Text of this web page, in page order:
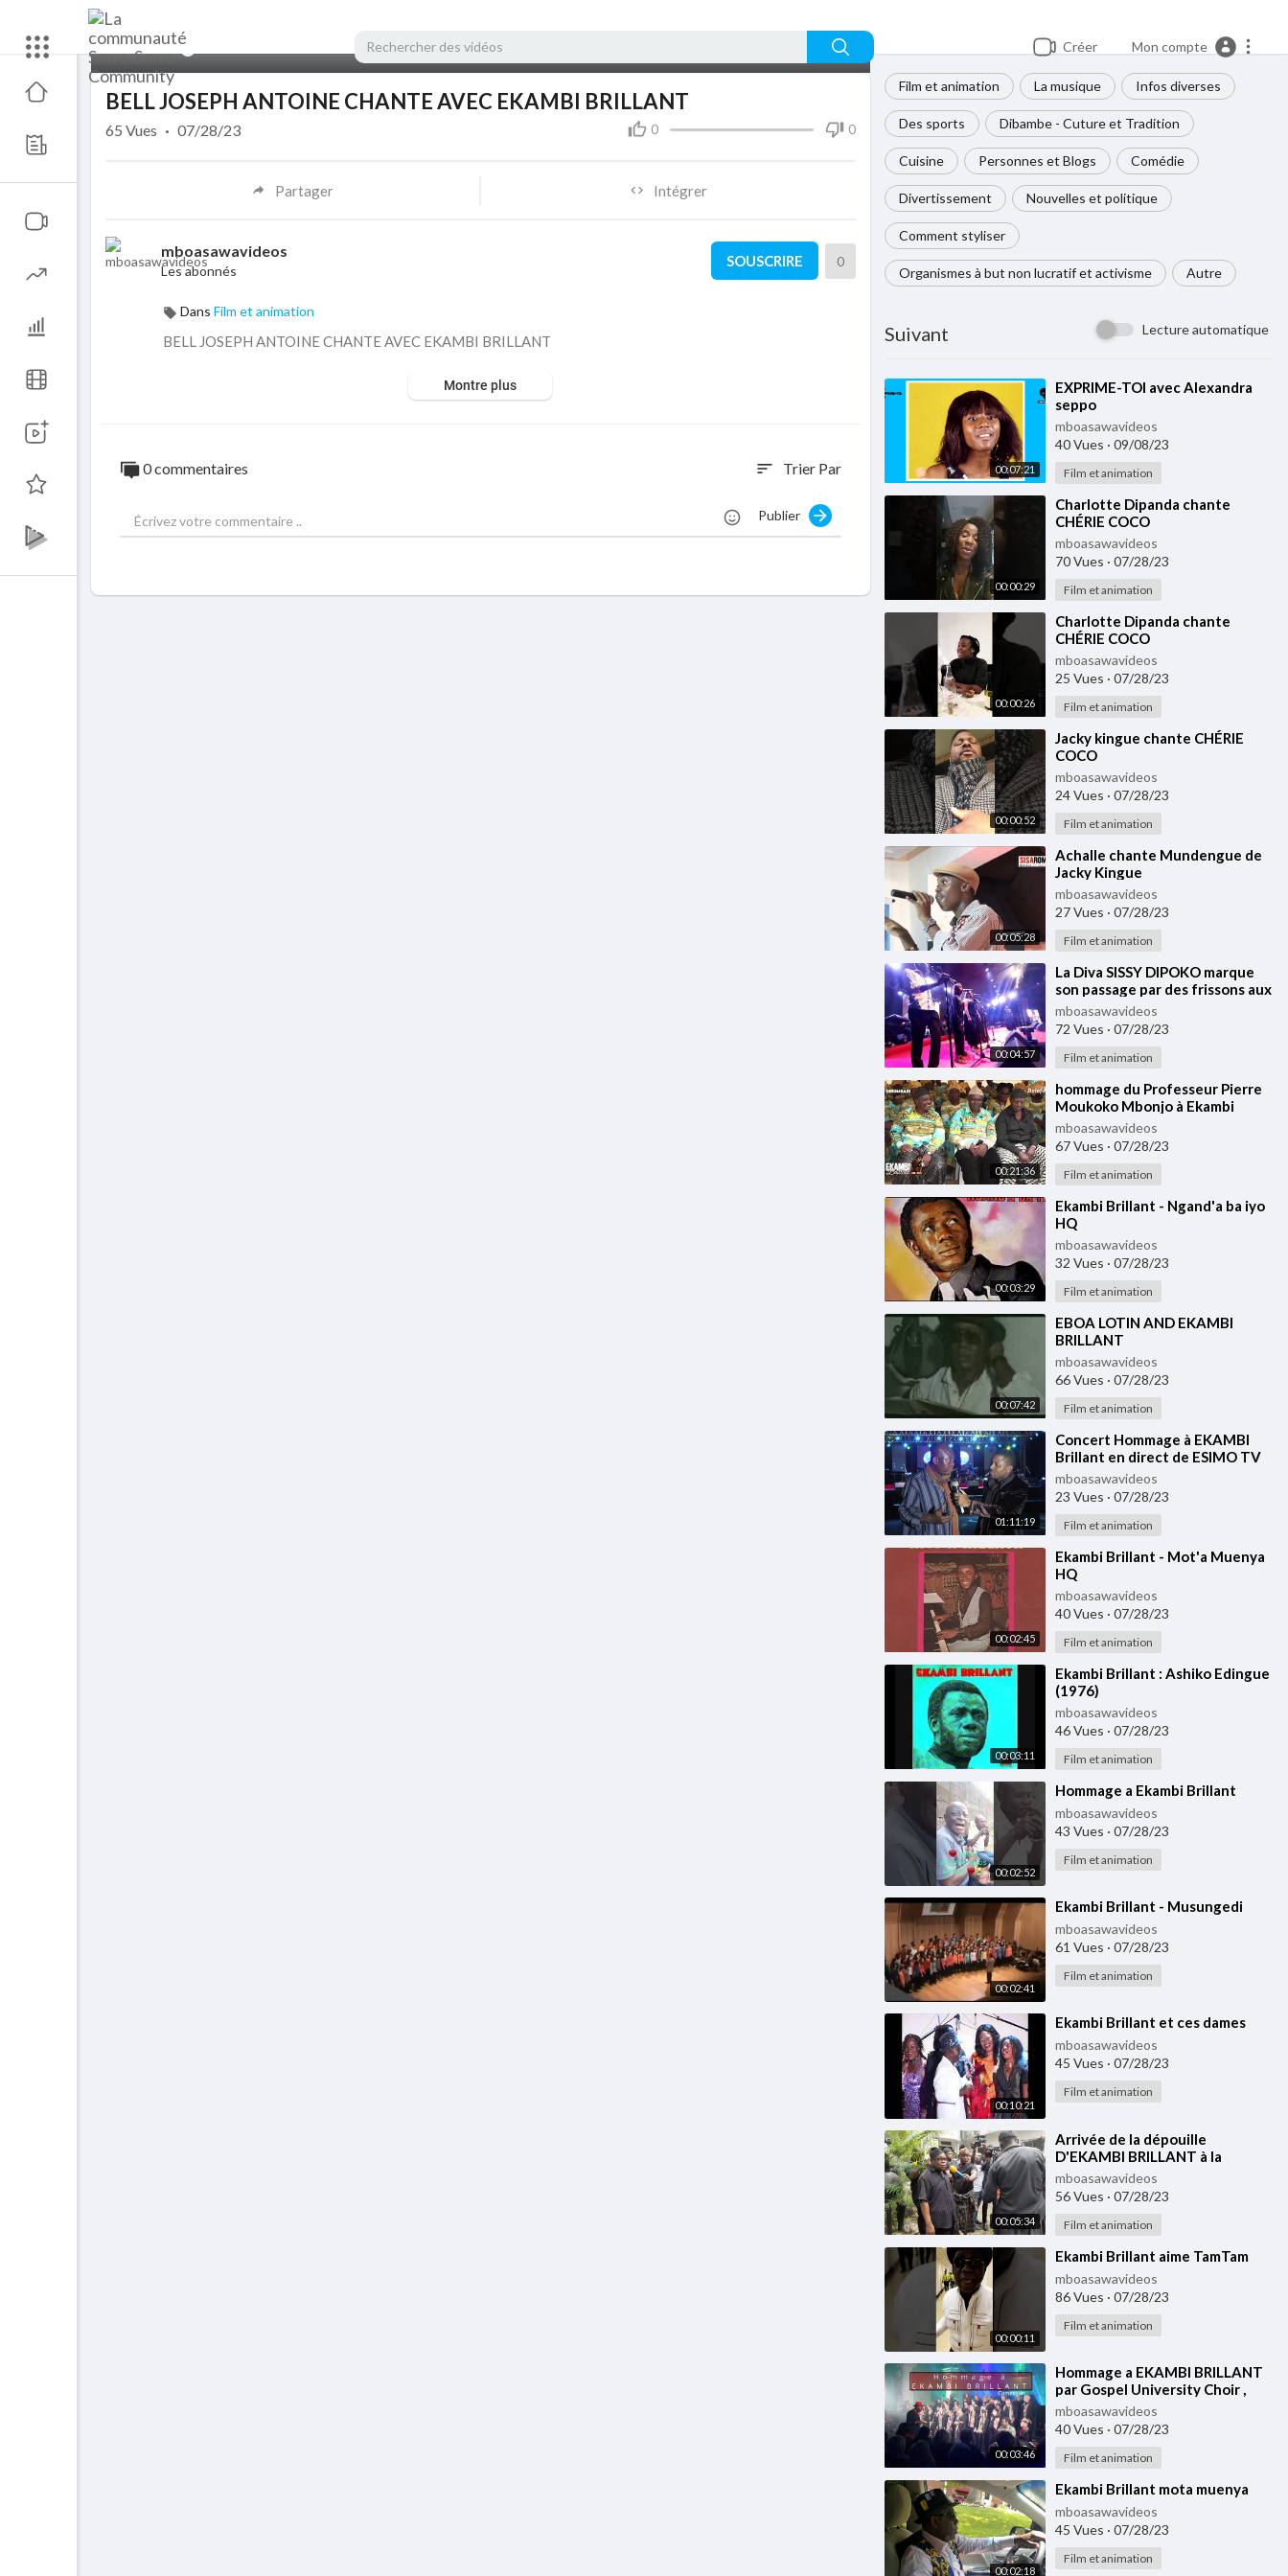
Créer Mon compte
00:00
Film et animation La musique Infos diverses
Des sports Dibambe - Cuture et Tradition
Cuisine Personnes et Blogs Comédie
Divertissement Nouvelles et politique
Comment styliser
Organismes à but non lucratif et activisme Autre
Suivant Lecture automatique
00:07:21
⁣EXPRIME-TOI avec Alexandra
seppo
mboasawavideos
40 Vues · 09/08/23
Film et animation
00:00:29
⁣Charlotte Dipanda chante
CHÉRIE COCO
mboasawavideos
70 Vues · 07/28/23
Film et animation
00:00:26
⁣Charlotte Dipanda chante
CHÉRIE COCO
mboasawavideos
25 Vues · 07/28/23
Film et animation
00:00:52
⁣Jacky kingue chante CHÉRIE
COCO
mboasawavideos
24 Vues · 07/28/23
Film et animation
00:05:28
⁣Achalle chante Mundengue de
Jacky Kingue
mboasawavideos
27 Vues · 07/28/23
Film et animation
00:04:57
⁣La Diva SISSY DIPOKO marque
son passage par des frissons aux
obsèques d'Ekambi brillant
mboasawavideos
72 Vues · 07/28/23
Film et animation
00:21:36
⁣hommage du Professeur Pierre
Moukoko Mbonjo à Ekambi
Brillant
mboasawavideos
67 Vues · 07/28/23
Film et animation
00:03:29
⁣Ekambi Brillant - Ngand'a ba iyo
HQ
mboasawavideos
32 Vues · 07/28/23
Film et animation
00:07:42
⁣EBOA LOTIN AND EKAMBI
BRILLANT
mboasawavideos
66 Vues · 07/28/23
Film et animation
01:11:19
⁣Concert Hommage à EKAMBI
Brillant en direct de ESIMO TV
mboasawavideos
23 Vues · 07/28/23
Film et animation
00:02:45
⁣Ekambi Brillant - Mot'a Muenya
HQ
mboasawavideos
40 Vues · 07/28/23
Film et animation
00:03:11
⁣Ekambi Brillant : Ashiko Edingue
(1976)
mboasawavideos
46 Vues · 07/28/23
Film et animation
00:02:52
⁣Hommage a Ekambi Brillant
mboasawavideos
43 Vues · 07/28/23
Film et animation
00:02:41
⁣Ekambi Brillant - Musungedi
mboasawavideos
61 Vues · 07/28/23
Film et animation
00:10:21
⁣Ekambi Brillant et ces dames
mboasawavideos
45 Vues · 07/28/23
Film et animation
00:05:34
⁣Arrivée de la dépouille
D'EKAMBI BRILLANT à la
Chefferie Akwa. (MUKANDA)
mboasawavideos
56 Vues · 07/28/23
Film et animation
00:00:11
⁣Ekambi Brillant aime TamTam
mboasawavideos
86 Vues · 07/28/23
Film et animation
00:03:46
⁣Hommage a EKAMBI BRILLANT
par Gospel University Choir ,
Direction: Martin Koums -
Elongi..
mboasawavideos
40 Vues · 07/28/23
Film et animation
00:02:18
⁣Ekambi Brillant mota muenya
mboasawavideos
45 Vues · 07/28/23
Film et animation
BELL JOSEPH ANTOINE CHANTE AVEC EKAMBI BRILLANT
0 0
65 Vues · 07/28/23
Partager Intégrer
mboasawavideos
Les abonnés
SOUSCRIRE 0
Dans Film et animation
BELL JOSEPH ANTOINE CHANTE AVEC EKAMBI BRILLANT
Montre plus
0 commentaires sort Trier Par
Publier